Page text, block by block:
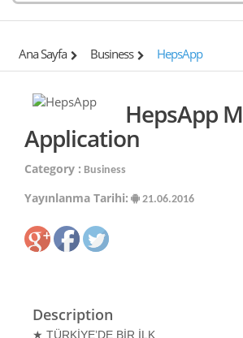
Ana Sayfa Business HepsApp
HepsApp
Application
Category : Business
Yayınlanma Tarihi: 21.06.2016
Description
★ TÜRKİYE’DE BİR İLK